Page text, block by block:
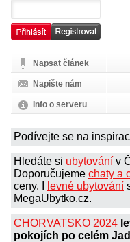
Napsat článek
Napište nám
Info o serveru
Podívejte se na
Hledáte si ubytování v
Doporučujeme chaty a
ceny. I
levné ubytování
MegaUbytko.cz.
CHORVATSKO 2024
pokojích po celém